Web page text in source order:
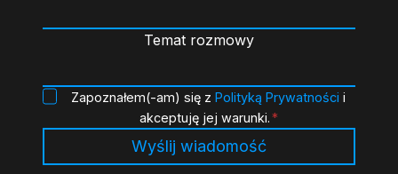
Temat rozmowy
P
i
Zapoznałem(-am) się zPolityką Prywatności i
akceptuję jej warunki.*
Wyślij wiadomość